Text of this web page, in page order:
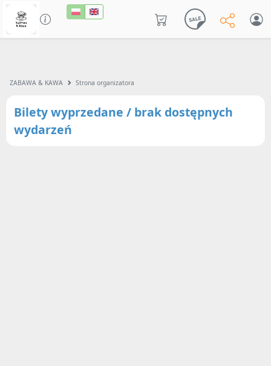
ZABAWA & KAWA Strona organizatora
Bilety wyprzedane / brak dostępnych
wydarzeń